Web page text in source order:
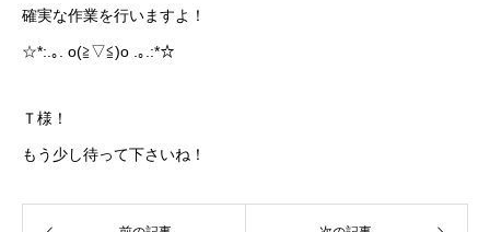
確実な作業を行いますよ！
☆*:.｡. o(≧▽≦)o .｡.:*☆
Ｔ様！
もう少し待って下さいね！